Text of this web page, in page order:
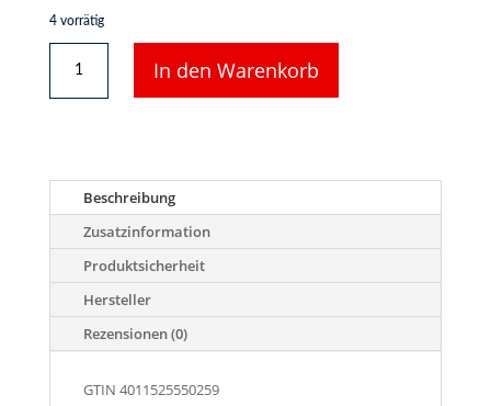
4 vorrätig
55025
-
In den Warenkorb
Beschreibung
Zusatzinformation
Produktsicherheit
Hersteller
Rezensionen (0)
GTIN 4011525550259